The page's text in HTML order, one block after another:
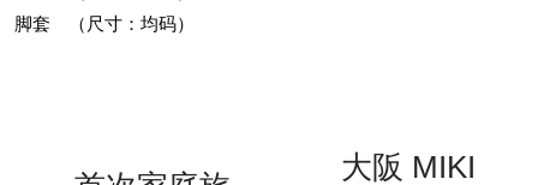
脚套 （尺寸：均码）
大阪 MIKI